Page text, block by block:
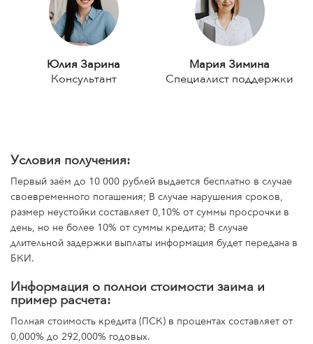
Юлия Зарина
Консультант
Мария Зимина
Специалист поддержки
Условия получения:
Первый заём до 10 000 рублей выдается бесплатно в случае
своевременного погашения; В случае нарушения сроков,
размер неустойки составляет 0,10% от суммы просрочки в
день, но не более 10% от суммы кредита; В случае
длительной задержки выплаты информация будет передана в
БКИ.
Информация о полной стоимости займа и
пример расчета:
Полная стоимость кредита (ПСК) в процентах составляет от
0,000% до 292,000% годовых.